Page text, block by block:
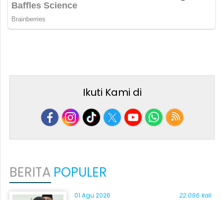
Ikuti Kami di
BERITA POPULER
01 Agu 2026 22.096 kali